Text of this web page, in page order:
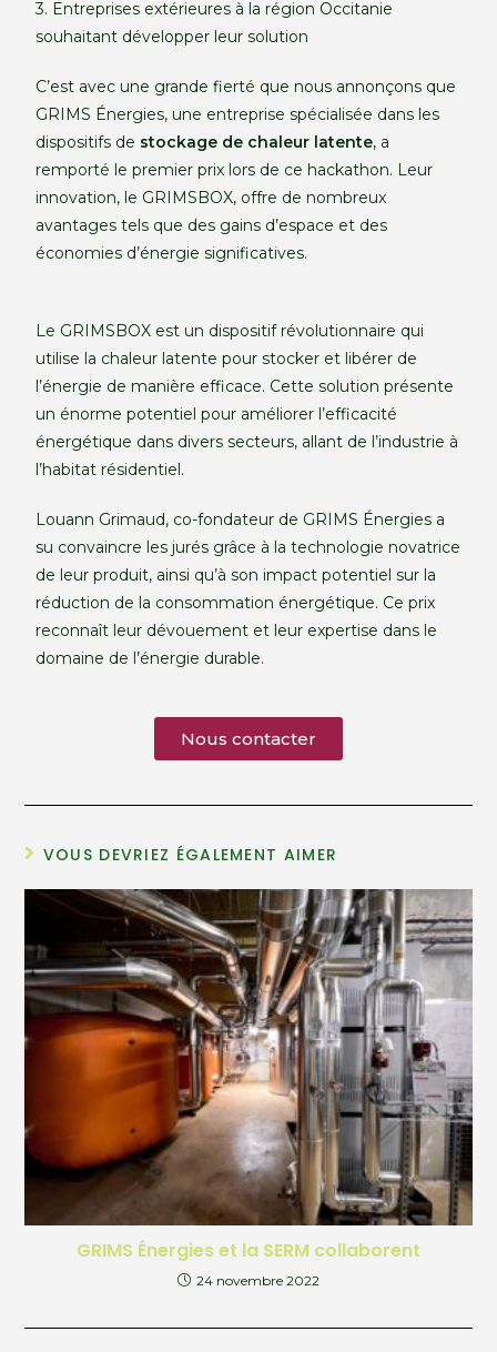
3. Entreprises extérieures à la région Occitanie
souhaitant développer leur solution
C’est avec une grande fierté que nous annonçons que
GRIMS Énergies, une entreprise spécialisée dans les
dispositifs de stockage de chaleur latente, a
remporté le premier prix lors de ce hackathon. Leur
innovation, le GRIMSBOX, offre de nombreux
avantages tels que des gains d’espace et des
économies d’énergie significatives.
Le GRIMSBOX est un dispositif révolutionnaire qui
utilise la chaleur latente pour stocker et libérer de
l’énergie de manière efficace. Cette solution présente
un énorme potentiel pour améliorer l’efficacité
énergétique dans divers secteurs, allant de l’industrie à
l’habitat résidentiel.
Louann Grimaud, co-fondateur de GRIMS Énergies a
su convaincre les jurés grâce à la technologie novatrice
de leur produit, ainsi qu’à son impact potentiel sur la
réduction de la consommation énergétique. Ce prix
reconnaît leur dévouement et leur expertise dans le
domaine de l’énergie durable.
Nous contacter
VOUS DEVRIEZ ÉGALEMENT AIMER
GRIMS Énergies et la SERM collaborent
24 novembre 2022